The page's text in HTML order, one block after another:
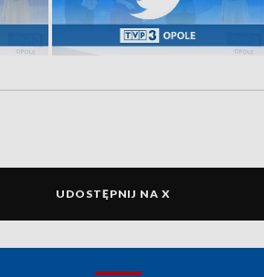
UDOSTĘPNIJ NA X